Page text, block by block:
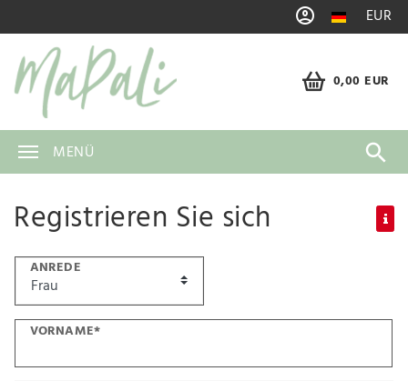
EUR
0,00 EUR
MENÜ
Registrieren Sie sich
ANREDE
VORNAME*